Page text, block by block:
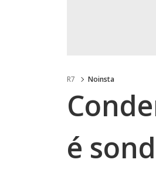
R7 Noinsta
é